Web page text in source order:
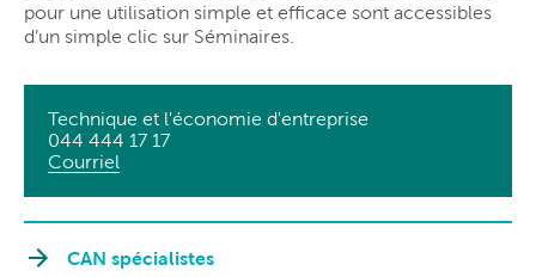
pour une utilisation simple et efficace sont accessibles
d’un simple clic sur Séminaires.
Technique et l'économie d'entreprise
044 444 17 17
Courriel
CAN spécialistes